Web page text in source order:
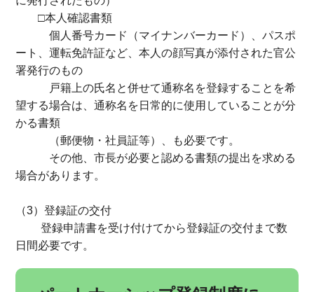
□本人確認書類
個人番号カード（マイナンバーカード）、パスポ
ート、運転免許証など、本人の顔写真が添付された官公
署発行のもの
戸籍上の氏名と併せて通称名を登録することを希
望する場合は、通称名を日常的に使用していることが分
かる書類
（郵便物・社員証等）、も必要です。
その他、市長が必要と認める書類の提出を求める
場合があります。
（3）登録証の交付
登録申請書を受け付けてから登録証の交付まで数
日間必要です。